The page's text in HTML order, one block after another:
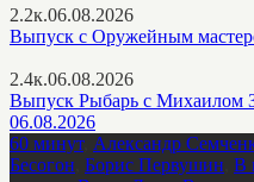
2.2к.06.08.2026
Выпуск с Оружейным
2.4к.06.08.2026
Выпуск Рыбарь с Михаилом
06.08.2026
60 минут, Александр
Бесогон Борис Первушин В